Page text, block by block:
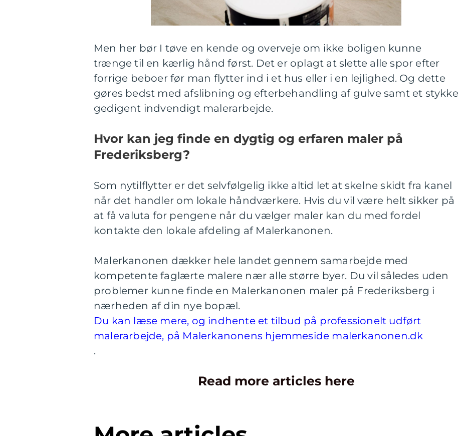
Men her bør I tøve en kende og overveje om ikke boligen kunne
trænge til en kærlig hånd først. Det er oplagt at slette alle spor efter
forrige beboer før man flytter ind i et hus eller i en lejlighed. Og dette
gøres bedst med afslibning og efterbehandling af gulve samt et stykke
gedigent indvendigt malerarbejde.
Hvor kan jeg finde en dygtig og erfaren maler på
Frederiksberg?
Som nytilflytter er det selvfølgelig ikke altid let at skelne skidt fra kanel
når det handler om lokale håndværkere. Hvis du vil være helt sikker på
at få valuta for pengene når du vælger maler kan du med fordel
kontakte den lokale afdeling af Malerkanonen.
Malerkanonen dækker hele landet gennem samarbejde med
kompetente faglærte malere nær alle større byer. Du vil således uden
problemer kunne finde en Malerkanonen maler på Frederiksberg i
nærheden af din nye bopæl.
Du kan læse mere, og indhente et tilbud på professionelt udført
malerarbejde, på Malerkanonens hjemmeside malerkanonen.dk
.
Read more articles here